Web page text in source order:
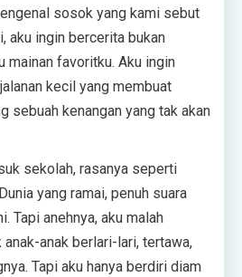
sosok yang kami sebut
aku ingin bercerita bukan
mainan favoritku. Aku ingin
kecil yang membuat
sebuah kenangan yang tak akan
sekolah, rasanya seperti
yang ramai, penuh suara
Tapi anehnya, aku malah
anak-anak berlari-lari, tertawa,
Tapi aku hanya berdiri diam